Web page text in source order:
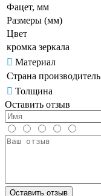
Фацет, мм
Размеры (мм)
Цвет
кромка зеркала
Материал
Страна производитель
Толщина
Оставить отзыв
Оставить отзыв